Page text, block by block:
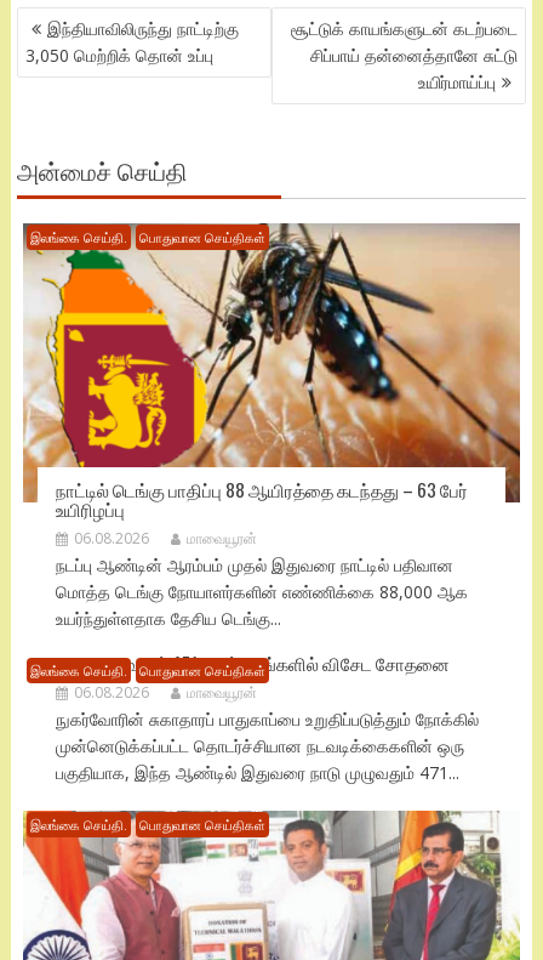
POST
NAVIGATION
இந்தியாவிலிருந்து நாட்டிற்கு
3,050 மெற்றிக் தொன் உப்பு
சூட்டுக் காயங்களுடன் கடற்படை
சிப்பாய் தன்னைத்தானே சுட்டு
உயிர்மாய்ப்பு
அன்மைச் செய்தி
இலங்கை செய்தி. பொதுவான செய்திகள்
நாட்டில் டெங்கு பாதிப்பு 88 ஆயிரத்தை கடந்தது – 63 பேர்
உயிரிழப்பு
06.08.2026 மாவையூரன்
நடப்பு ஆண்டின் ஆரம்பம் முதல் இதுவரை நாட்டில் பதிவான
மொத்த டெங்கு நோயாளர்களின் எண்ணிக்கை 88,000 ஆக
உயர்ந்துள்ளதாக தேசிய டெங்கு...
இலங்கை செய்தி. பொதுவான செய்திகள்
நாடு முழுவதும் 471 மருந்தகங்களில் விசேட சோதனை
06.08.2026 மாவையூரன்
நுகர்வோரின் சுகாதாரப் பாதுகாப்பை உறுதிப்படுத்தும் நோக்கில்
முன்னெடுக்கப்பட்ட தொடர்ச்சியான நடவடிக்கைகளின் ஒரு
பகுதியாக, இந்த ஆண்டில் இதுவரை நாடு முழுவதும் 471...
இலங்கை செய்தி. பொதுவான செய்திகள்